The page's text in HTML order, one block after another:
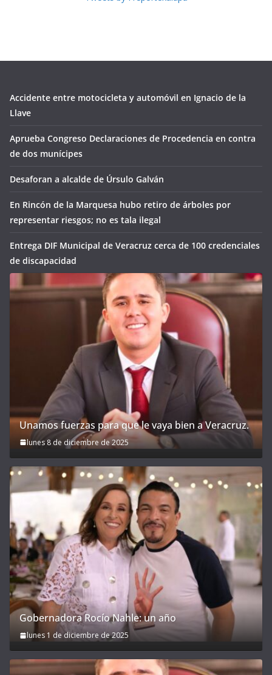
Accidente entre motocicleta y automóvil en Ignacio de la
Llave
Aprueba Congreso Declaraciones de Procedencia en contra
de dos munícipes
Desaforan a alcalde de Úrsulo Galván
En Rincón de la Marquesa hubo retiro de árboles por
representar riesgos; no es tala ilegal
Entrega DIF Municipal de Veracruz cerca de 100 credenciales
de discapacidad
Unamos fuerzas para que le vaya bien a Veracruz.
lunes 8 de diciembre de 2025
Gobernadora Rocío Nahle: un año
lunes 1 de diciembre de 2025